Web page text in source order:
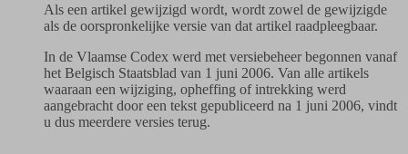
Als een artikel gewijzigd wordt, wordt zowel de gewijzigde
als de oorspronkelijke versie van dat artikel raadpleegbaar.
In de Vlaamse Codex werd met versiebeheer begonnen vanaf
het Belgisch Staatsblad van 1 juni 2006. Van alle artikels
waaraan een wijziging, opheffing of intrekking werd
aangebracht door een tekst gepubliceerd na 1 juni 2006, vindt
u dus meerdere versies terug.